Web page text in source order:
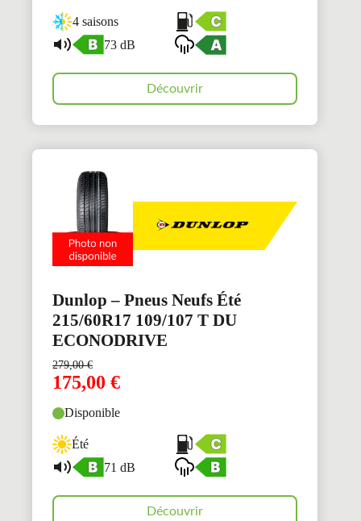
4 saisons
73 dB
Découvrir
Dunlop – Pneus Neufs Été
215/60R17 109/107 T DU
ECONODRIVE
279,00€
175,00 €
Disponible
Été
71 dB
Découvrir